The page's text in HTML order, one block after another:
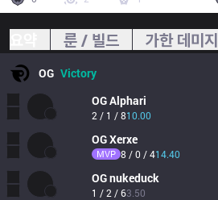
룬 / 빌드 가한 데미지
OG Victory
OGAlphari
2 / 1 / 810.00
OGXerxe
MVP 8 / 0 / 414.40
OGnukeduck
1 / 2 / 63.50